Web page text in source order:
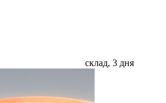
склад, 3 дня